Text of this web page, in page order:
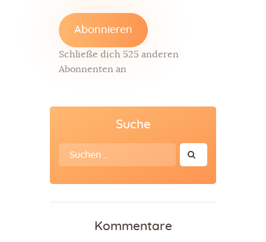
Abonnieren
Schließe dich 525 anderen
Abonnenten an
Suche
Kommentare